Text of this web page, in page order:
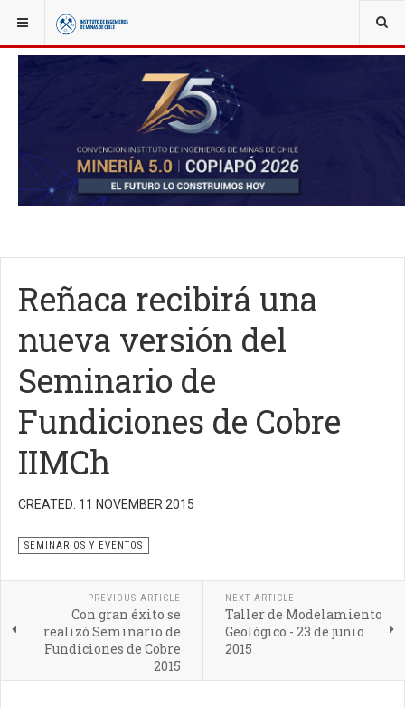
YOU ARE HERE: NOTICIAS
Reñaca recibirá una
nueva versión del
Seminario de
Fundiciones de Cobre
IIMCh
CREATED: 11 NOVEMBER 2015
SEMINARIOS Y EVENTOS
PREVIOUS ARTICLE
Con gran éxito se
realizó Seminario de
Fundiciones de Cobre
2015
NEXT ARTICLE
Taller de Modelamiento
Geológico - 23 de junio
2015